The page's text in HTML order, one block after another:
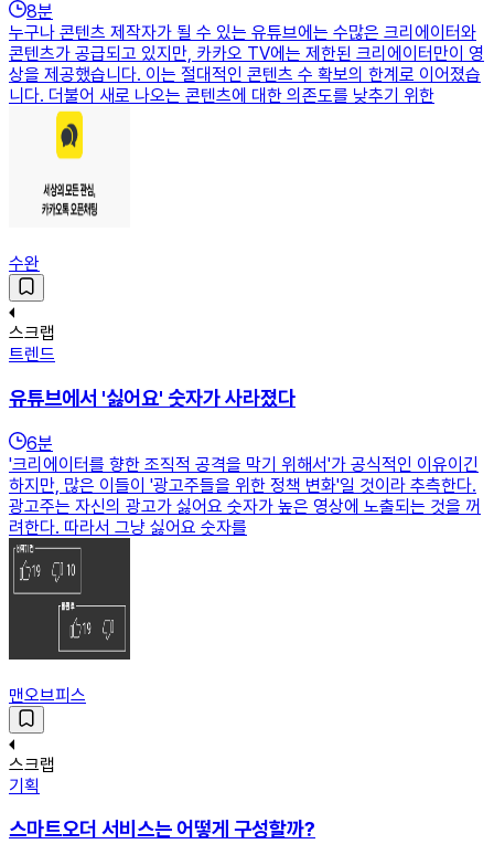
8분
누구나 콘텐츠 제작자가 될 수 있는 유튜브에는 수많은 크리에이터와
콘텐츠가 공급되고 있지만, 카카오 TV에는 제한된 크리에이터만이 영
상을 제공했습니다. 이는 절대적인 콘텐츠 수 확보의 한계로 이어졌습
니다. 더불어 새로 나오는 콘텐츠에 대한 의존도를 낮추기 위한
수완
스크랩
트렌드
유튜브에서 '싫어요' 숫자가 사라졌다
6분
'크리에이터를 향한 조직적 공격을 막기 위해서'가 공식적인 이유이긴
하지만, 많은 이들이 '광고주들을 위한 정책 변화'일 것이라 추측한다.
광고주는 자신의 광고가 싫어요 숫자가 높은 영상에 노출되는 것을 꺼
려한다. 따라서 그냥 싫어요 숫자를
맨오브피스
스크랩
기획
스마트오더 서비스는 어떻게 구성할까?